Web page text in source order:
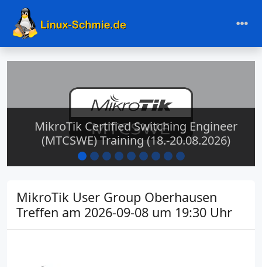
MikroTik Certified Switching Engineer
(MTCSWE) Training (18.-20.08.2026)
MikroTik User Group Oberhausen
Treffen am 2026-09-08 um 19:30 Uhr